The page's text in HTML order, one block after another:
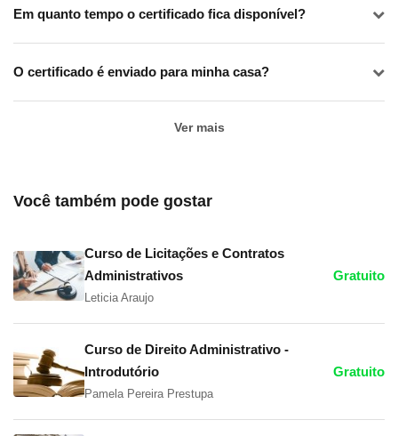
Em quanto tempo o certificado fica disponível?
O certificado é enviado para minha casa?
Ver mais
Você também pode gostar
Curso de Licitações e Contratos
Administrativos
Leticia Araujo
Gratuito
Curso de Direito Administrativo -
Introdutório
Pamela Pereira Prestupa
Gratuito